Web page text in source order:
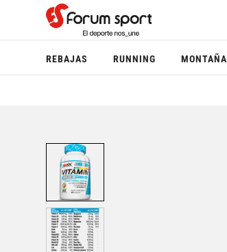
REBAJAS RUNNING MONTAÑA